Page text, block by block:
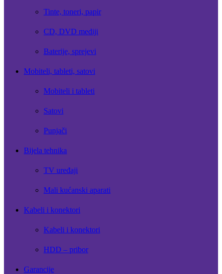
Tinte, toneri, papir
CD, DVD mediji
Baterije, sprejevi
Mobiteli, tableti, satovi
Mobiteli i tableti
Satovi
Punjači
Bijela tehnika
TV uređaji
Mali kućanski aparati
Kabeli i konektori
Kabeli i konektori
HDD – pribor
Garancije